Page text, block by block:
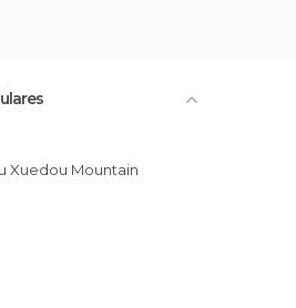
Xuedou Mountain